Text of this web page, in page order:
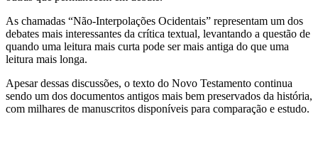
As chamadas “Não-Interpolações Ocidentais” representam um dos
debates mais interessantes da crítica textual, levantando a questão de
quando uma leitura mais curta pode ser mais antiga do que uma
leitura mais longa.
Apesar dessas discussões, o texto do Novo Testamento continua
sendo um dos documentos antigos mais bem preservados da história,
com milhares de manuscritos disponíveis para comparação e estudo.